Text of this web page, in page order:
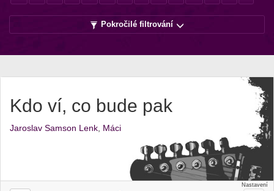
Pokročilé filtrování
Kdo ví, co bude pak
Jaroslav Samson Lenk Máci